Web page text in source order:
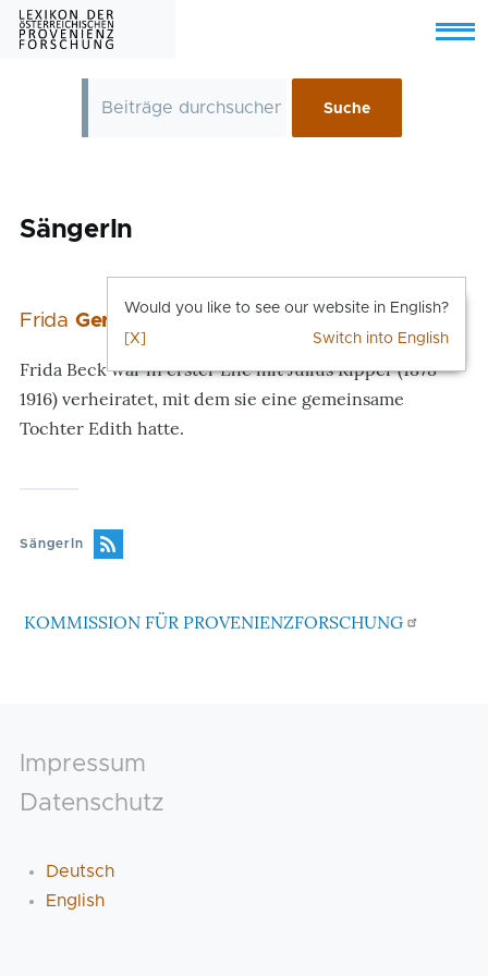
Skip to main content
Menu
SängerIn
Frida Gerngross
Frida Beck war in erster Ehe mit Julius Ripper (1878–
1916) verheiratet, mit dem sie eine gemeinsame
Tochter Edith hatte.
SängerIn
KOMMISSION FÜR PROVENIENZFORSCHUNG
Would you like to see our website in English?
Switch into English
[X]
Footer
Impressum
Datenschutz
Deutsch
English